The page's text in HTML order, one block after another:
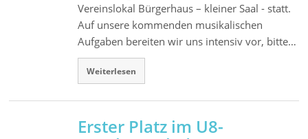
Vereinslokal Bürgerhaus – kleiner Saal - statt.
Auf unsere kommenden musikalischen
Aufgaben bereiten wir uns intensiv vor, bitte…
Weiterlesen
Erster Platz im U8-